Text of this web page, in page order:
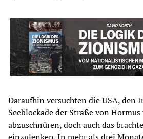
Daraufhin versuchten die USA, den
Seeblockade der Straße von
abzuschnüren, doch auch das